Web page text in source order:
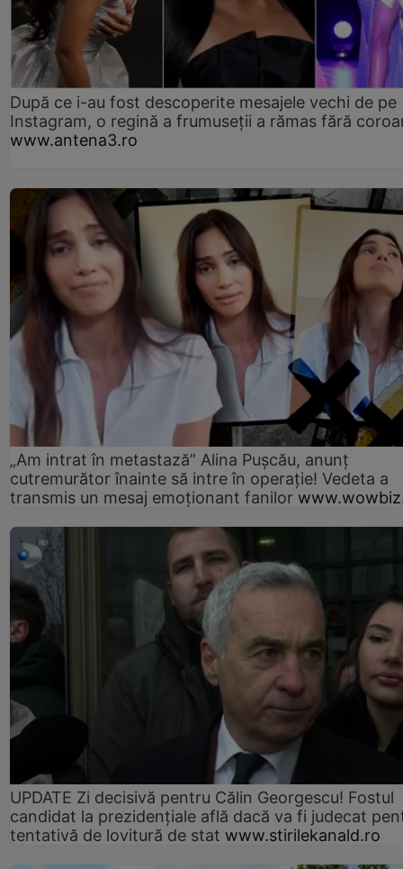
După ce i-au fost descoperite mesajele vechi de pe
Instagram, o regină a frumuseții a rămas fără
www.antena3.ro
„Am intrat în metastază” Alina Pușcău, anunț
cutremurător înainte să intre în operație! Vedeta a
transmis un mesaj emoționant fanilor
UPDATE Zi decisivă pentru Călin Georgescu! Fostul
candidat la prezidențiale află dacă va fi judecat
tentativă de lovitură de stat www.stirilekanald.ro